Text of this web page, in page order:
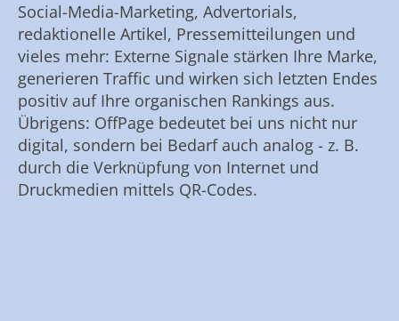
Social-Media-Marketing, Advertorials,
redaktionelle Artikel, Pressemitteilungen und
vieles mehr: Externe Signale stärken Ihre Marke,
generieren Traffic und wirken sich letzten Endes
positiv auf Ihre organischen Rankings aus.
Übrigens: OffPage bedeutet bei uns nicht nur
digital, sondern bei Bedarf auch analog - z. B.
durch die Verknüpfung von Internet und
Druckmedien mittels QR-Codes.